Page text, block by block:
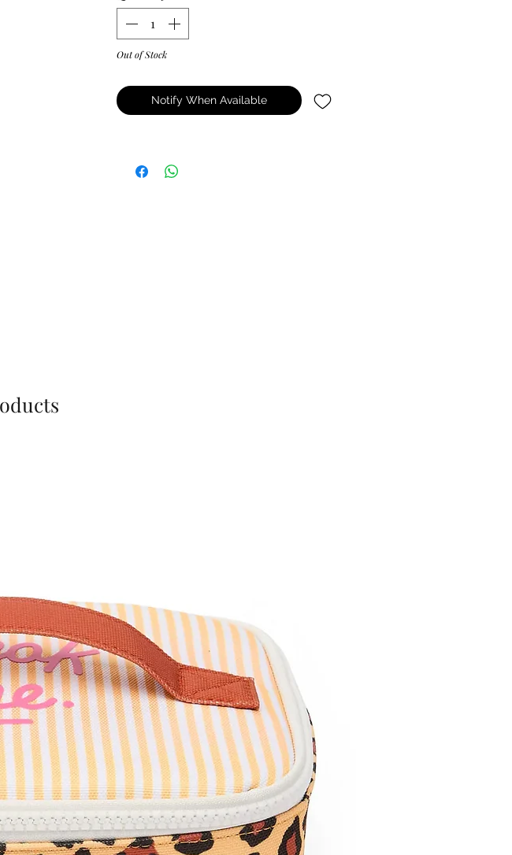
Out of Stock
Notify When Available